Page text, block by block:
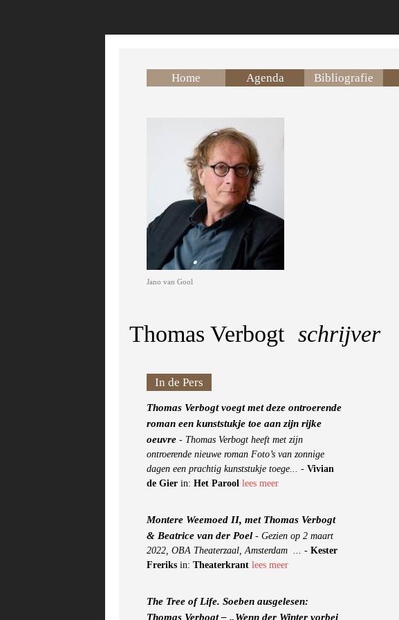
Home Agenda Bibliografie
Jano van Gool
Thomas Verbogt schrijver
In de Pers
Thomas Verbogt voegt met deze ontroerende
roman een kunststukje toe aan zijn rijke
oeuvre - Thomas Verbogt heeft met zijn
ontroerende nieuwe roman Foto’s van zonnige
dagen een prachtig kunststukje toege... - Vivian
de Gier in: Het Parool lees meer
Montere Weemoed II, met Thomas Verbogt
& Beatrice van der Poel - Gezien op 2 maart
2022, OBA Theaterzaal, Amsterdam ... - Kester
Freriks in: Theaterkrant lees meer
The Tree of Life. Soeben ausgelesen:
Thomas Verbogt – „Wenn der Winter vorbei